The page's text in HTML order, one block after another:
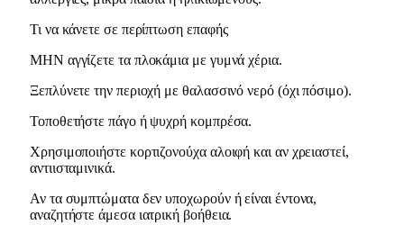
Τι να κάνετε σε περίπτωση επαφής
ΜΗΝ αγγίζετε τα πλοκάμια με γυμνά χέρια.
Ξεπλύνετε την περιοχή με θαλασσινό νερό (όχι πόσιμο).
Τοποθετήστε πάγο ή ψυχρή κομπρέσα.
Χρησιμοποιήστε κορτιζονούχα αλοιφή και αν χρειαστεί,
αντιισταμινικά.
Αν τα συμπτώματα δεν υποχωρούν ή είναι έντονα,
αναζητήστε άμεσα ιατρική βοήθεια.